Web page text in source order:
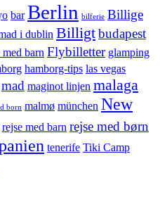
bar Berlin bilferie Billige
i dublin Billigtbudapest
barn Flybilletter glamping
hamborg-tips las vegas
mad maginot linjen malaga
born malmø münchen New
rejse med barn rejse med børn
tenerife Tiki Camp